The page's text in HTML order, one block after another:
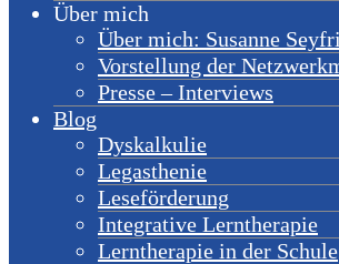
Über mich
Über mich: Susanne
Vorstellung der
Presse – Interviews
Blog
Dyskalkulie
Legasthenie
Leseförderung
Integrative Lerntherapie
Lerntherapie in der Schule